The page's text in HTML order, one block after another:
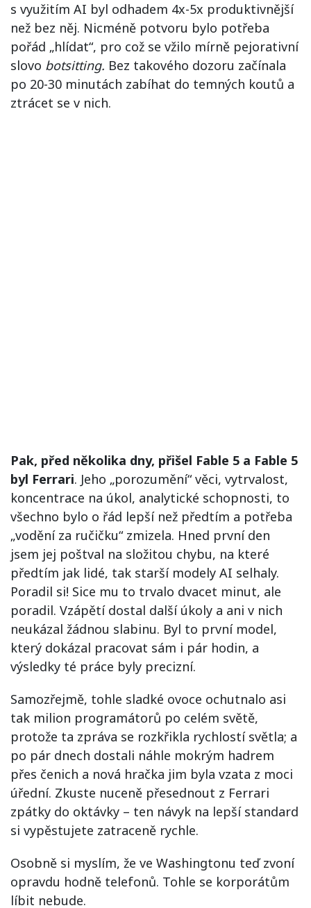
s využitím AI byl odhadem 4x-5x produktivnější
než bez něj. Nicméně potvoru bylo potřeba
pořád „hlídat“, pro což se vžilo mírně pejorativní
slovo botsitting. Bez takového dozoru začínala
po 20-30 minutách zabíhat do temných koutů a
ztrácet se v nich.
Pak, před několika dny, přišel Fable 5 a Fable 5
byl Ferrari. Jeho „porozumění“ věci, vytrvalost,
koncentrace na úkol, analytické schopnosti, to
všechno bylo o řád lepší než předtím a potřeba
„vodění za ručičku“ zmizela. Hned první den
jsem jej poštval na složitou chybu, na které
předtím jak lidé, tak starší modely AI selhaly.
Poradil si! Sice mu to trvalo dvacet minut, ale
poradil. Vzápětí dostal další úkoly a ani v nich
neukázal žádnou slabinu. Byl to první model,
který dokázal pracovat sám i pár hodin, a
výsledky té práce byly precizní.
Samozřejmě, tohle sladké ovoce ochutnalo asi
tak milion programátorů po celém světě,
protože ta zpráva se rozkřikla rychlostí světla; a
po pár dnech dostali náhle mokrým hadrem
přes čenich a nová hračka jim byla vzata z moci
úřední. Zkuste nuceně přesednout z Ferrari
zpátky do oktávky – ten návyk na lepší standard
si vypěstujete zatraceně rychle.
Osobně si myslím, že ve Washingtonu teď zvoní
opravdu hodně telefonů. Tohle se korporátům
líbit nebude.